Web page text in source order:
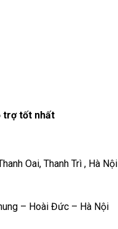
trợ tốt nhất
Oai, Thanh Trì , Hà Nội
– Hoài Đức – Hà Nội